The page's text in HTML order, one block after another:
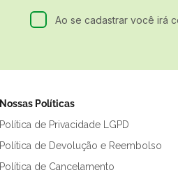
Ao se cadastrar você irá
Nossas Políticas
Política de Privacidade LGPD
Política de Devolução e Reembolso
Política de Cancelamento